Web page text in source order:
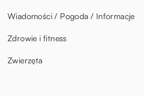
Wiadomości / Pogoda / Informacje
Zdrowie i fitness
Zwierzęta